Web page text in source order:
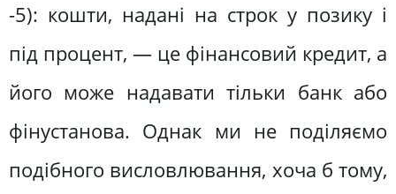
-5): кошти, надані на строк у позику і
під процент, — це фінансовий кредит, а
його може надавати тільки банк або
фінустанова. Однак ми не поділяємо
подібного висловлювання, хоча б тому,